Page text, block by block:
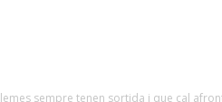
sempre tenen sortida i que cal